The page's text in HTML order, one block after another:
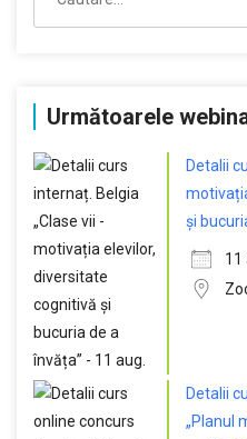
după:
Următoarele
Detalii
și
11
Detalii
„Planul